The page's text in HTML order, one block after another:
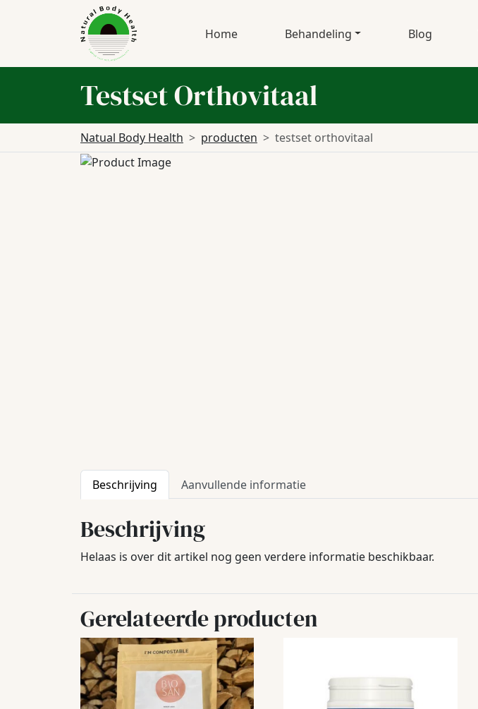
Home Behandeling Blog
Testset Orthovitaal
Natual Body Health producten testset orthovitaal
Beschrijving Aanvullende informatie
Beschrijving
Helaas is over dit artikel nog geen verdere informatie beschikbaar.
Gerelateerde producten